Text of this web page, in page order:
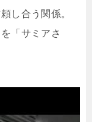
し合う関係。
「サミアさ